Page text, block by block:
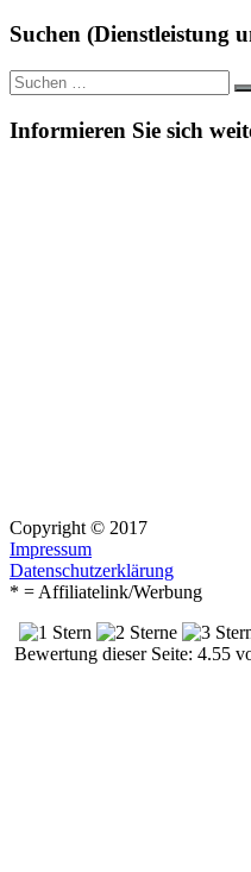
Suchen (Dienstleistung
Suche
nach:
Informieren Sie sich
Copyright © 2017
Impressum
Datenschutzerklärung
* = Affiliatelink/Werbung
Bewertung dieser Seite: 4.55